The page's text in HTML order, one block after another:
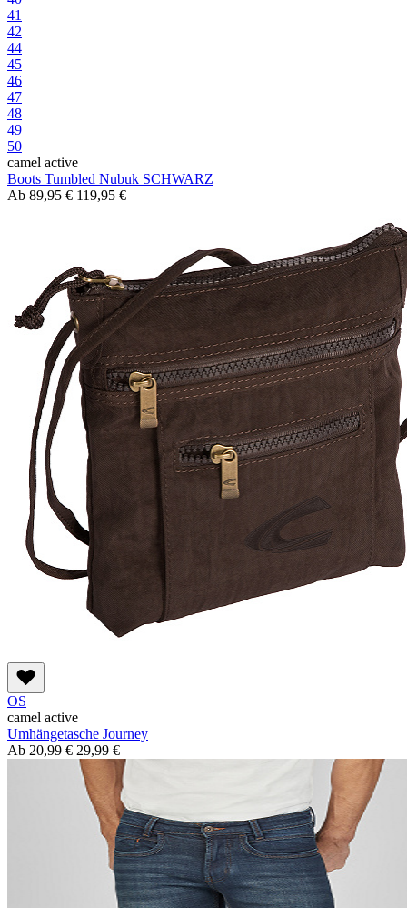
41
42
44
45
46
47
48
49
50
camel active
Boots Tumbled Nubuk SCHWARZ
Ab 89,95 € 119,95 €
OS
camel active
Umhängetasche Journey
Ab 20,99 € 29,99 €